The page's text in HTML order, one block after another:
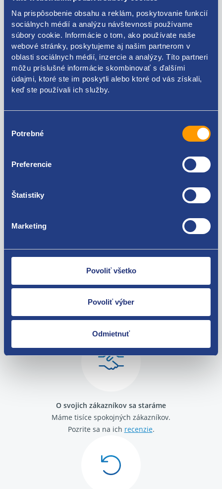
Na prispôsobenie obsahu a reklám, poskytovanie funkcií
sociálnych médií a analýzu návštevnosti používame
súbory cookie. Informácie o tom, ako používate naše
webové stránky, poskytujeme aj našim partnerom v
oblasti sociálnych médií, inzercie a analýzy. Títo partneri
môžu príslušné informácie skombinovať s ďalšími
údajmi, ktoré ste im poskytli alebo ktoré od vás získali,
keď ste používali ich služby.
súhlasu
Potrebné
Preferencie
Štatistiky
Marketing
Povoliť všetko
Povoliť výber
Odmietnuť
hmotnosť: 0,60 kg
FIAT original
11294235
Kódy produktov
Nie ste spokojní? Vyriešime to!
Tovar môžete vrátiť do 60 dní od
O svojich zákazníkov sa staráme
Máme tisíce spokojných zákazníkov.
Pozrite sa na ich recenzie.